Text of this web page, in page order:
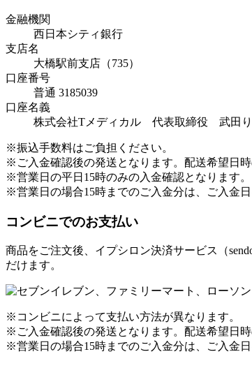
金融機関
西日本シティ銀行
支店名
大橋駅前支店（735）
口座番号
普通 3185039
口座名義
株式会社Tメディカル 代表取締役 武田
※振込手数料はご負担ください。
※ご入金確認後の発送となります。配送希望日
※営業日の平日15時のみの入金確認となります。
※営業日の場合15時までのご入金分は、ご入金
コンビニでのお支払い
商品をご注文後、イプシロン決済サービス（
だけます。
※コンビニによって支払い方法が異なります。
※ご入金確認後の発送となります。配送希望日
※営業日の場合15時までのご入金分は、ご入金